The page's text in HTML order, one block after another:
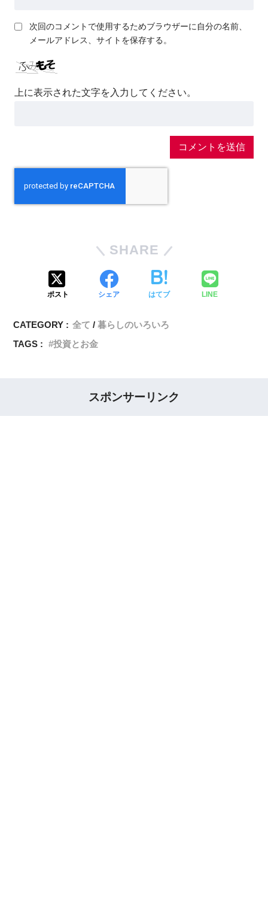
次回のコメントで使用するためブラウザーに自分の名前、
メールアドレス、サイトを保存する。
上に表示された文字を入力してください。
SHARE
ポスト シェア はてブ LINE
CATEGORY : 全て
暮らしのいろいろ
TAGS :
投資とお金
スポンサーリンク